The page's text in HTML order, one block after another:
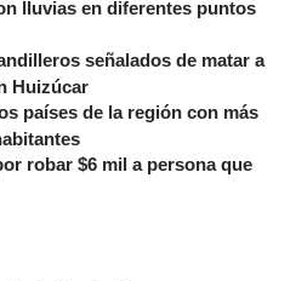
lluvias en diferentes puntos
señalados de matar a
Huizúcar
países de la región con más
robar $6 mil a persona que